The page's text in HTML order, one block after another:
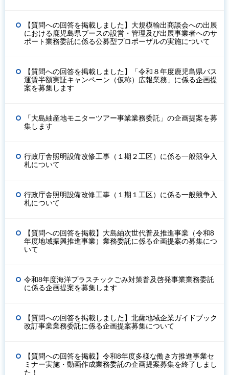
【質問への回答を掲載しました】大規模輸出商談会への出展
における鹿児島県ブースの設営・管理及び出展事業者へのサ
ポート業務委託に係る公募型プロポーザルの実施について
【質問への回答を掲載しました】「令和８年度鹿児島県バス
運賃半額実証キャンペーン（仮称）広報業務」に係る企画提
案を募集します
「大島紬産地モニターツアー事業業務委託」の企画提案を募
集します
行政庁舎照明設備改修工事（１期２工区）に係る一般競争入
札について
行政庁舎照明設備改修工事（１期１工区）に係る一般競争入
札について
【質問への回答を掲載】大島紬次世代普及推進事業（令和8
年度地域振興推進事業）業務委託に係る企画提案の募集につ
いて
令和8年度海洋プラスチックごみ対策普及啓発事業業務委託
に係る企画提案を募集します
【質問への回答を掲載しました】北薩地域企業ガイドブック
改訂事業業務委託に係る企画提案募集について
【質問への回答を掲載】令和8年度多様な働き方推進事業セ
ミナー実施・動画作成業務委託の企画提案募集を終了しまし
た！